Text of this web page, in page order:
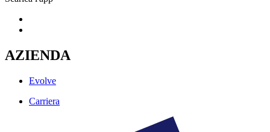
AZIENDA
Evolve
Carriera